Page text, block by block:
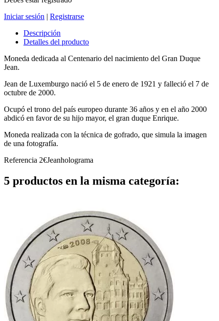
Iniciar sesión | Registrarse
Descripción
Detalles del producto
Moneda dedicada al Centenario del nacimiento del Gran Duque
Jean.
Jean de Luxemburgo nació el 5 de enero de 1921 y falleció el 7 de
octubre de 2000.
Ocupó el trono del país europeo durante 36 años y en el año 2000
abdicó en favor de su hijo mayor, el gran duque Enrique.
Moneda realizada con la técnica de gofrado, que simula la imagen
de una fotografía.
Referencia 2€Jeanholograma
5 productos en la misma categoría: